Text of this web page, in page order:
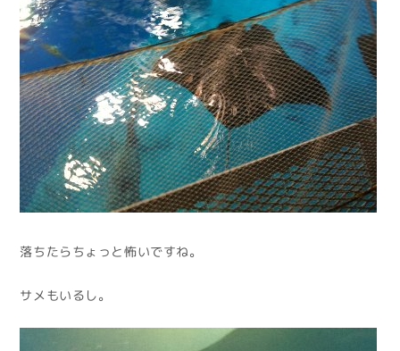
落ちたらちょっと怖いですね。
サメもいるし。